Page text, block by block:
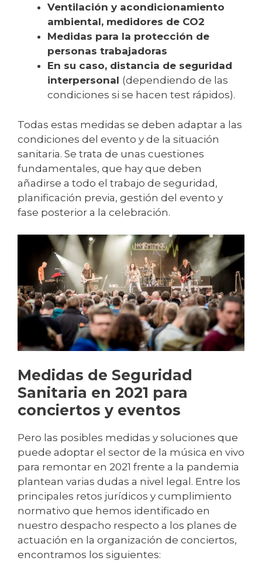
Ventilación y acondicionamiento
ambiental, medidores de CO2
Medidas para la protección de
personas trabajadoras
En su caso, distancia de seguridad
interpersonal (dependiendo de las
condiciones si se hacen test rápidos).
Todas estas medidas se deben adaptar a las
condiciones del evento y de la situación
sanitaria. Se trata de unas cuestiones
fundamentales, que hay que deben
añadirse a todo el trabajo de seguridad,
planificación previa, gestión del evento y
fase posterior a la celebración.
Medidas de Seguridad
Sanitaria en 2021 para
conciertos y eventos
Pero las posibles medidas y soluciones que
puede adoptar el sector de la música en vivo
para remontar en 2021 frente a la pandemia
plantean varias dudas a nivel legal. Entre los
principales retos jurídicos y cumplimiento
normativo que hemos identificado en
nuestro despacho respecto a los planes de
actuación en la organización de conciertos,
encontramos los siguientes: